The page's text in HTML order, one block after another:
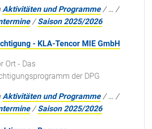
Aktivitäten und Programme /… /
/Saison 2025/2026
- KLA-Tencor MIE GmbH
Ort - Das
der DPG
Aktivitäten und Programme /… /
/Saison 2025/2026